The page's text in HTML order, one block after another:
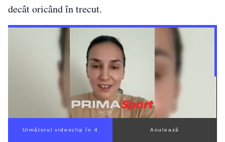
decât oricând în trecut.
Următorul videoclip în 3 Anulează